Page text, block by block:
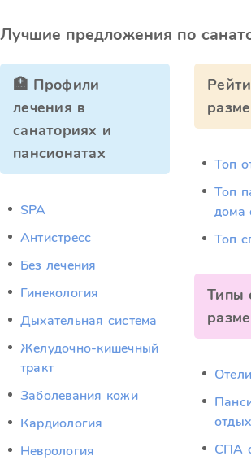
Лучшие предложения по
🏥 Профили
лечения в
санаториях и
пансионатах
SPA
Антистресс
Без лечения
Гинекология
Дыхательная система
Желудочно-кишечный
тракт
Заболевания кожи
Кардиология
Неврология
Топ
Топ
дома
Топ
Типы
Отели
СПА